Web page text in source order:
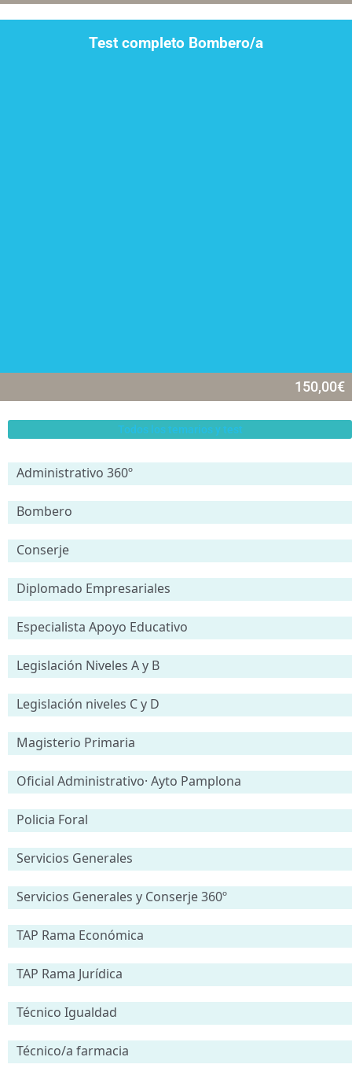
Test completo Bombero/a
150,00€
Todos los temarios y test
Administrativo 360º
Bombero
Conserje
Diplomado Empresariales
Especialista Apoyo Educativo
Legislación Niveles A y B
Legislación niveles C y D
Magisterio Primaria
Oficial Administrativo· Ayto Pamplona
Policia Foral
Servicios Generales
Servicios Generales y Conserje 360º
TAP Rama Económica
TAP Rama Jurídica
Técnico Igualdad
Técnico/a farmacia